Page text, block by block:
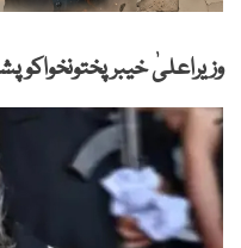
وزیراعلیٰ